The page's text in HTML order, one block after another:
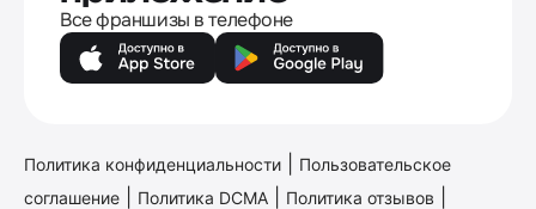
Все франшизы в телефоне
Политика конфиденциальности
Пользовательское
соглашение
Политика DCMA Политика отзывов